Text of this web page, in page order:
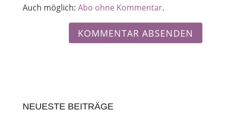
Auch möglich: Abo ohne Kommentar.
NEUESTE BEITRÄGE